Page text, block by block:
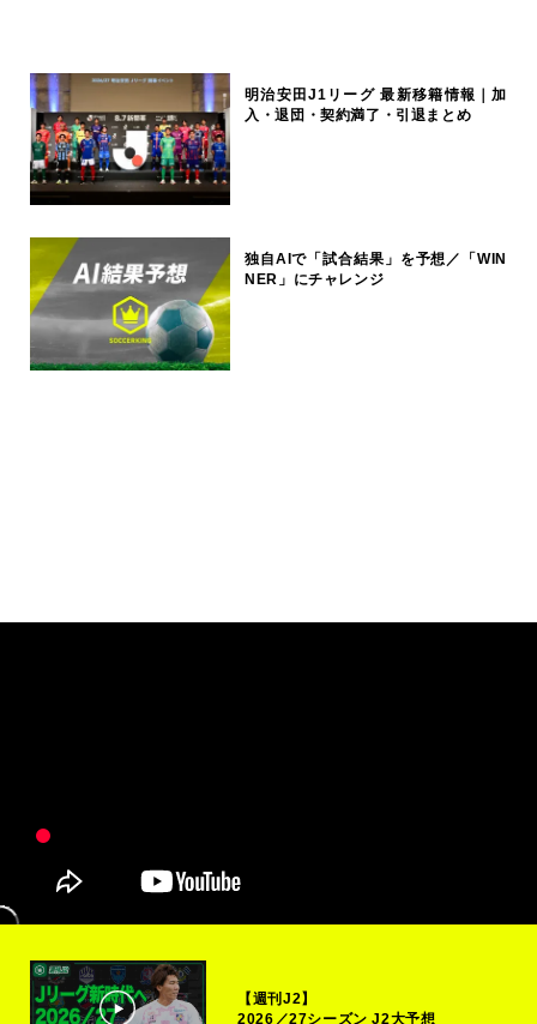
明治安田J1リーグ 最新移籍情報｜加
入・退団・契約満了・引退まとめ
独自AIで「試合結果」を予想／「WIN
NER」にチャレンジ
【週刊J2】
2026／27シーズン J2大予想